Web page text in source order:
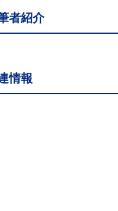
者紹介
情報